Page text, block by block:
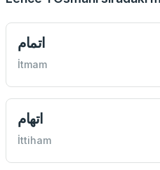
اتمام
İtmam
اتهام
İttiham